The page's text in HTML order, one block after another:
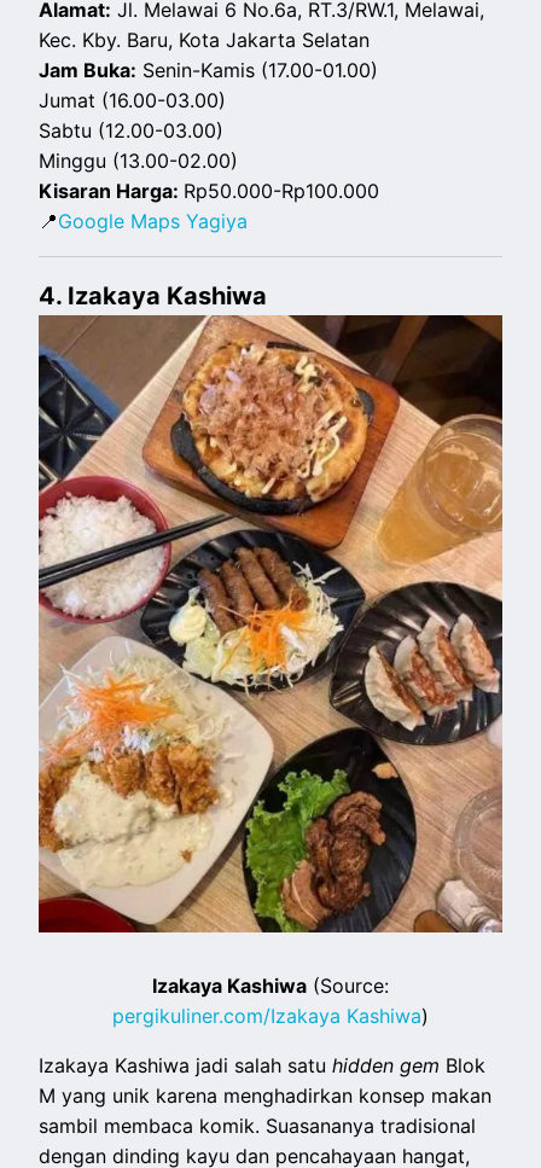
Alamat: Jl. Melawai 6 No.6a, RT.3/RW.1, Melawai,
Kec. Kby. Baru, Kota Jakarta Selatan
Jam Buka: Senin-Kamis (17.00-01.00)
Jumat (16.00-03.00)
Sabtu (12.00-03.00)
Minggu (13.00-02.00)
Kisaran Harga: Rp50.000-Rp100.000
📍Google Maps Yagiya
4. Izakaya Kashiwa
Izakaya Kashiwa (Source:
pergikuliner.com/Izakaya Kashiwa)
Izakaya Kashiwa jadi salah satuhidden gem Blok
M yang unik karena menghadirkan konsep makan
sambil membaca komik. Suasananya tradisional
dengan dinding kayu dan pencahayaan hangat,